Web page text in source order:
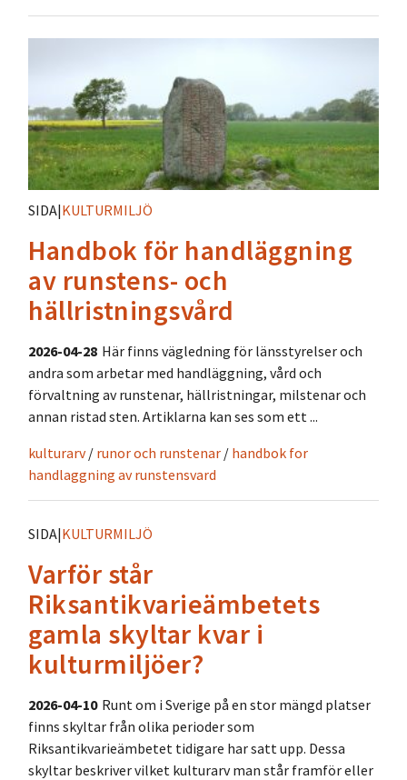
SIDA|KULTURMILJÖ
Handbok för handläggning
av runstens- och
hällristningsvård
2026-04-28 Här finns vägledning för länsstyrelser och
andra som arbetar med handläggning, vård och
förvaltning av runstenar, hällristningar, milstenar och
annan ristad sten. Artiklarna kan ses som ett ...
kulturarv / runor och runstenar / handbok for
handlaggning av runstensvard
SIDA|KULTURMILJÖ
Varför står
Riksantikvarieämbetets
gamla skyltar kvar i
kulturmiljöer?
2026-04-10 Runt om i Sverige på en stor mängd platser
finns skyltar från olika perioder som
Riksantikvarieämbetet tidigare har satt upp. Dessa
skyltar beskriver vilket kulturarv man står framför eller